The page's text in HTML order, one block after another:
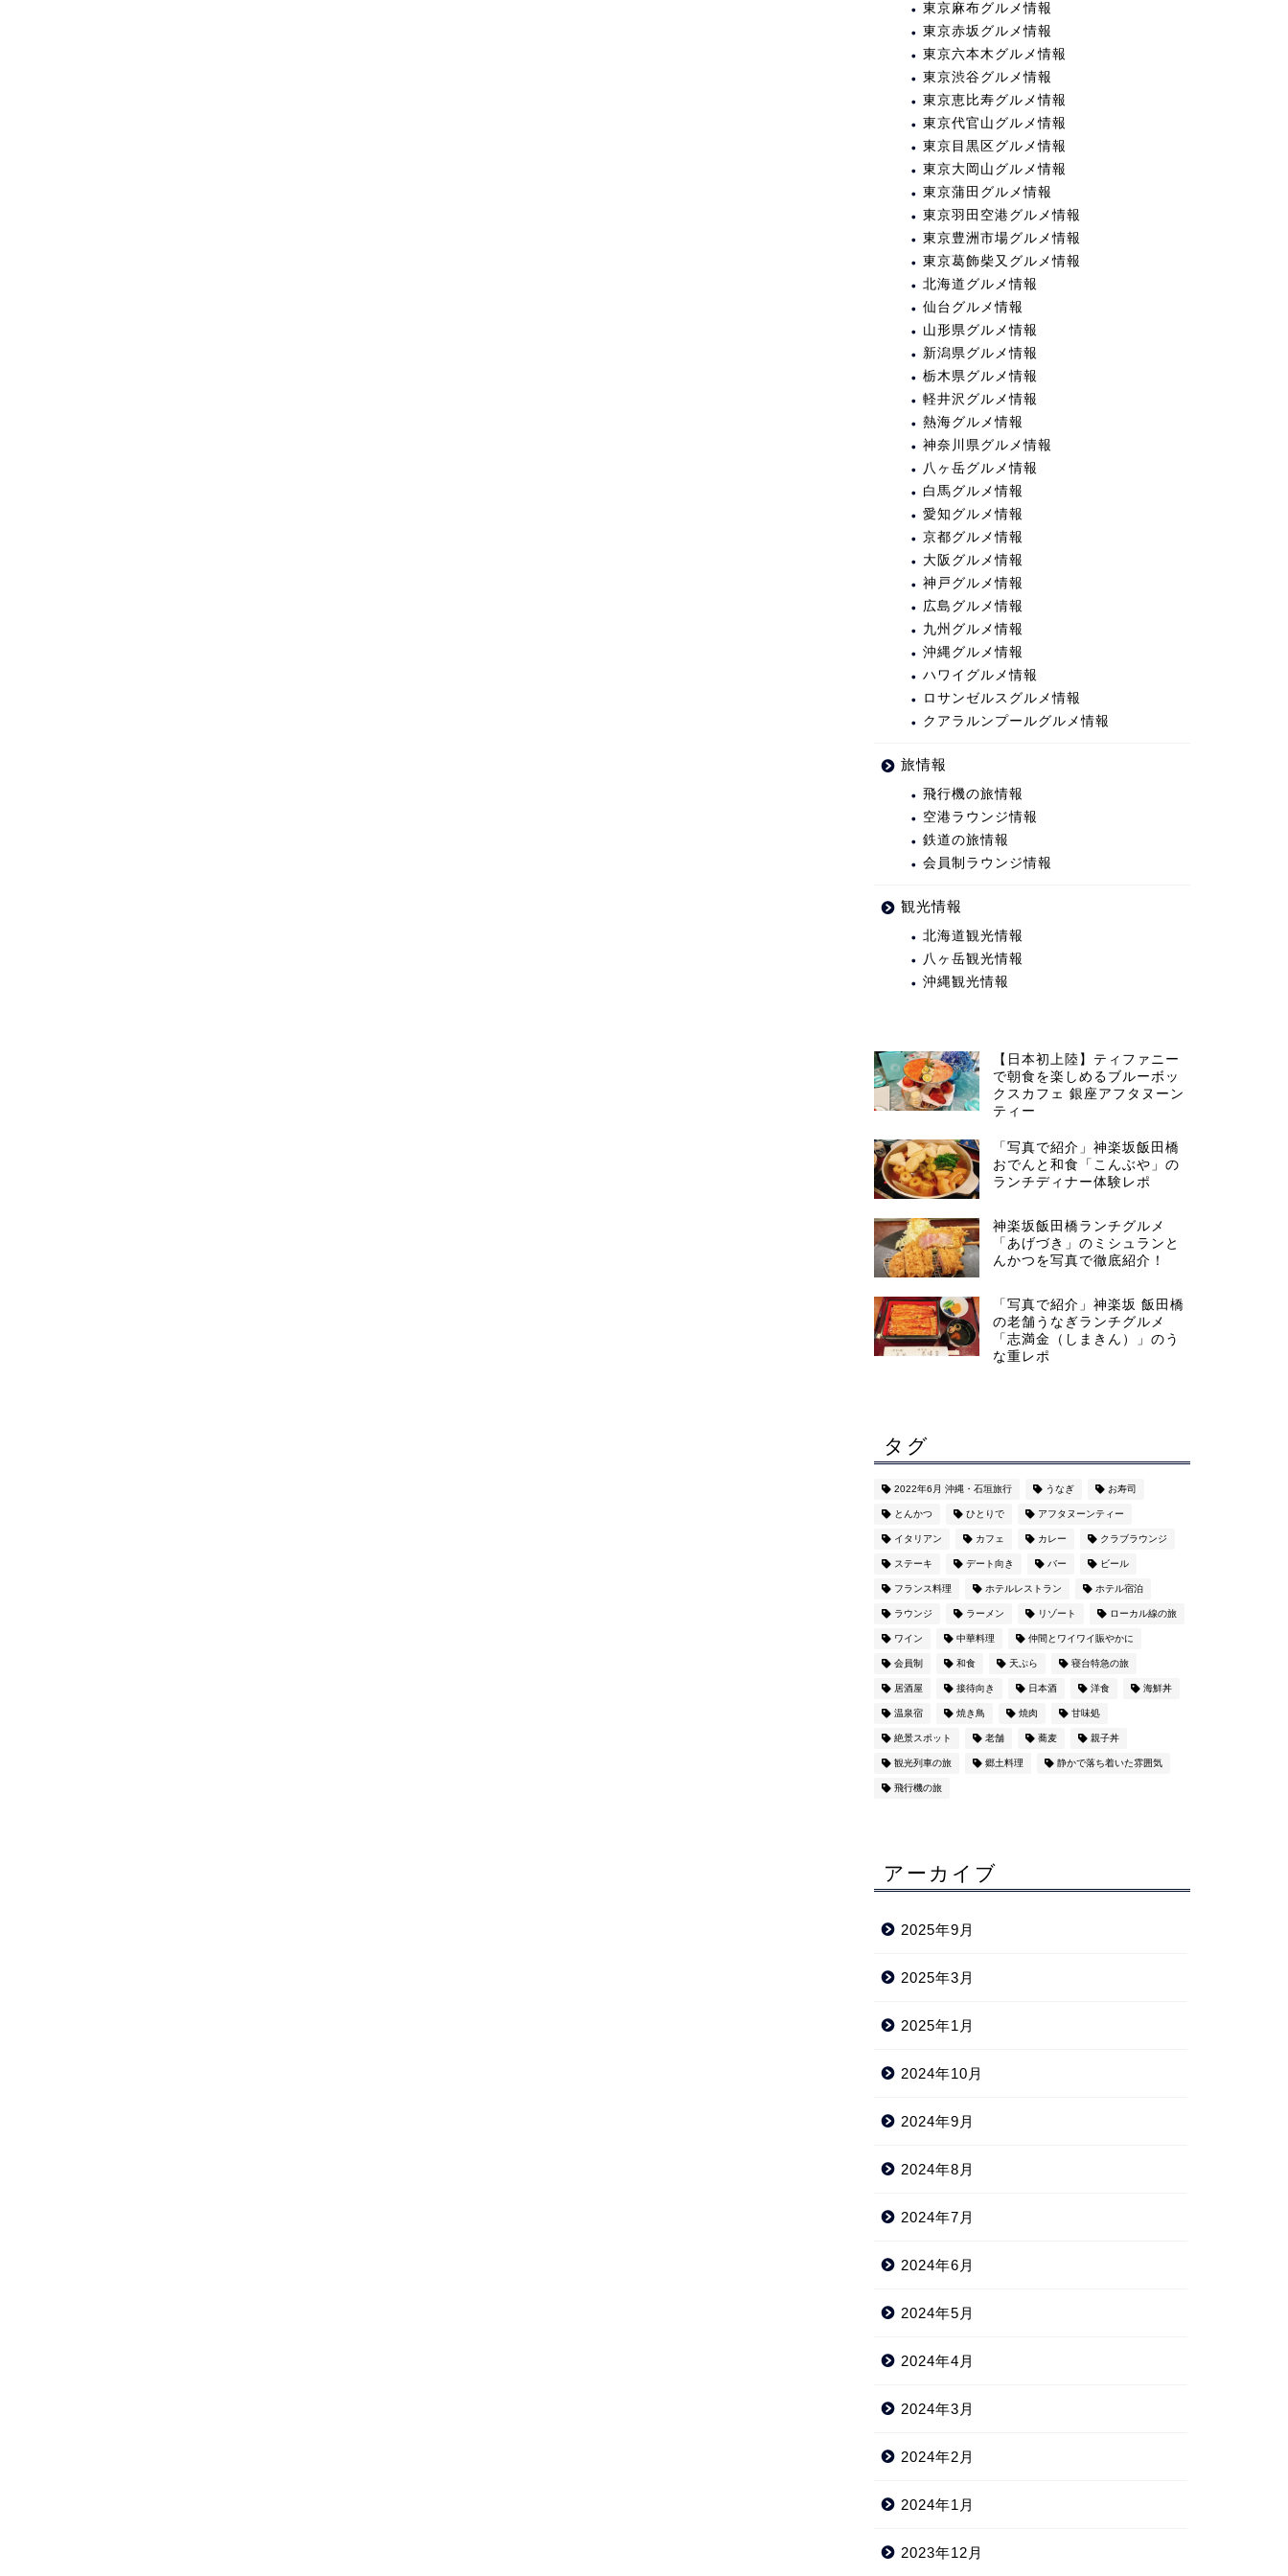
東京麻布グルメ情報
東京赤坂グルメ情報
東京六本木グルメ情報
東京渋谷グルメ情報
東京恵比寿グルメ情報
東京代官山グルメ情報
東京目黒区グルメ情報
東京大岡山グルメ情報
東京蒲田グルメ情報
東京羽田空港グルメ情報
東京豊洲市場グルメ情報
東京葛飾柴又グルメ情報
北海道グルメ情報
仙台グルメ情報
山形県グルメ情報
新潟県グルメ情報
栃木県グルメ情報
軽井沢グルメ情報
熱海グルメ情報
神奈川県グルメ情報
八ヶ岳グルメ情報
白馬グルメ情報
愛知グルメ情報
京都グルメ情報
大阪グルメ情報
神戸グルメ情報
広島グルメ情報
九州グルメ情報
沖縄グルメ情報
ハワイグルメ情報
ロサンゼルスグルメ情報
クアラルンプールグルメ情報
旅情報
飛行機の旅情報
空港ラウンジ情報
鉄道の旅情報
会員制ラウンジ情報
観光情報
北海道観光情報
八ヶ岳観光情報
沖縄観光情報
【日本初上陸】ティファニー
で朝食を楽しめるブルーボッ
クスカフェ 銀座アフタヌーン
ティー
「写真で紹介」神楽坂飯田橋
おでんと和食「こんぶや」の
ランチディナー体験レポ
神楽坂飯田橋ランチグルメ
「あげづき」のミシュランと
んかつを写真で徹底紹介！
「写真で紹介」神楽坂 飯田橋
の老舗うなぎランチグルメ
「志満金（しまきん）」のう
な重レポ
タグ
2022年6月 沖縄・石垣旅行 うなぎ お寿司
とんかつ ひとりで アフタヌーンティー
イタリアン カフェ カレー クラブラウンジ
ステーキ デート向き バー ビール
フランス料理 ホテルレストラン ホテル宿泊
ラウンジ ラーメン リゾート ローカル線の旅
ワイン 中華料理 仲間とワイワイ賑やかに
会員制 和食 天ぷら 寝台特急の旅
居酒屋 接待向き 日本酒 洋食 海鮮丼
温泉宿 焼き鳥 焼肉 甘味処
絶景スポット 老舗 蕎麦 親子丼
観光列車の旅 郷土料理 静かで落ち着いた雰囲気
飛行機の旅
アーカイブ
2025年9月
2025年3月
2025年1月
2024年10月
2024年9月
2024年8月
2024年7月
2024年6月
2024年5月
2024年4月
2024年3月
2024年2月
2024年1月
2023年12月